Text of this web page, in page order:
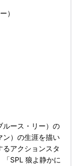
）
ルース・リー）の
ン）の生涯を描い
アクションスタ
SPL 狼よ静かに